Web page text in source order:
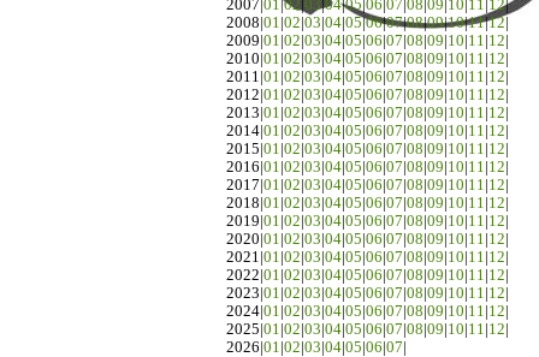
2007| 01|02 03|04|05 06 07 08 09 10 11 12|
2008| 01 02 03 04 05|06|07|08|09|10|11|12
2009| 01 02 03 04 05 06 07 08 09 10 11 12
2010| 01 02 03 04 05 06 07 08 09 10 11 12
2011| 01 02 03 04 05 06 07 08 09 10 11 12
2012| 01 02 03 04 05 06 07 08 09 10 11 12
2013| 01 02 03 04 05 06 07 08 09 10 11 12
2014| 01 02 03 04 05 06 07 08 09 10 11 12
2015| 01 02 03 04 05 06 07 08 09 10 11 12
2016| 01 02 03 04 05 06 07 08 09 10 11 12
2017| 01 02 03 04 05 06 07 08 09 10 11 12
2018| 01 02 03 04 05 06 07 08 09 10 11 12
2019| 01 02 03 04 05 06 07 08 09 10 11 12
2020| 01 02 03 04 05 06 07 08 09 10 11 12
2021| 01 02 03 04 05 06 07 08 09 10 11 12
2022| 01 02 03 04 05 06 07 08 09 10 11 12
2023| 01 02 03 04 05 06 07 08 09 10 11 12
2024| 01 02 03 04 05 06 07 08 09 10 11 12
2025| 01 02 03 04 05 06 07 08 09 10 11 12
2026| 01 02 03 04 05 06 07